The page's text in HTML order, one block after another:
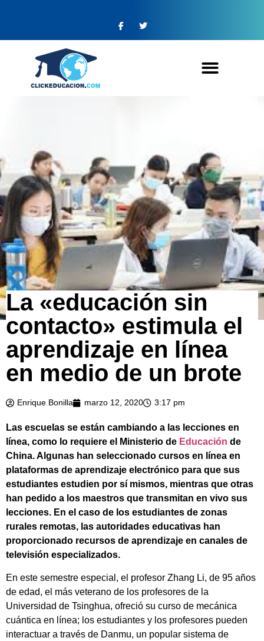
La «educación sin
contacto» estimula el
aprendizaje en línea
en medio de un brote
Enrique Bonilla marzo 12, 2020 3:17 pm
Las escuelas se están cambiando a las lecciones en
línea, como lo requiere el Ministerio de Educación de
China. Algunas han seleccionado cursos en línea en
plataformas de aprendizaje electrónico para que sus
estudiantes estudien por sí mismos, mientras que otras
han pedido a los maestros que transmitan en vivo sus
lecciones. En el caso de los estudiantes de zonas
rurales remotas, las autoridades educativas han
proporcionado recursos de aprendizaje en canales de
televisión especializados.
En este semestre especial, el profesor Zhang Li, de 95 años
de edad, el más veterano de los profesores de la
Universidad de Tsinghua, ofreció su curso de mecánica
cuántica en línea; los estudiantes y los profesores pueden
interactuar a través de Danmu, un popular sistema de